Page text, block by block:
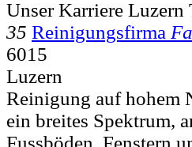
Unser Karriere Luzern
35 Reinigungsfirma
6015
Luzern
Reinigung auf hohem
ein breites Spektrum,
Fussböden, Fenstern